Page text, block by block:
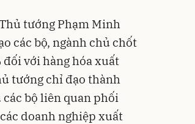
tướng Phạm Minh
các bộ, ngành chủ chốt
với hàng hóa xuất
tướng chỉ đạo thành
các bộ liên quan phối
doanh nghiệp xuất